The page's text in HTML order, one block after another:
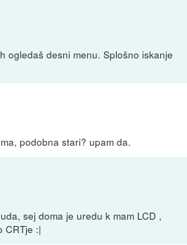
ogledaš desni menu. Splošno iskanje
podobna stari? upam da.
sej doma je uredu k mam LCD ,
CRTje :|